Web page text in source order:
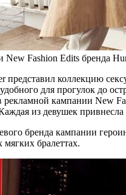
New Fashion Edits бренда
коллекцию
для прогулок до
рекламной кампании
из девушек
бренда кампании
бралеттах.